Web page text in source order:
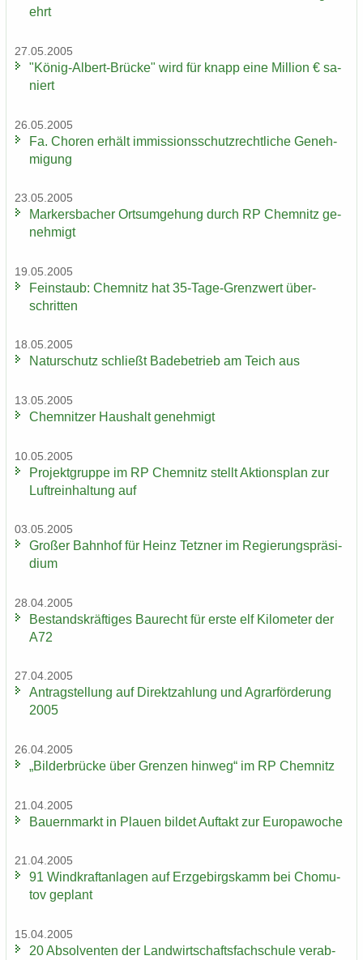
ehrt
27.05.2005
"König-​Albert-Brücke" wird für knapp eine Mil­li­on € sa­
niert
26.05.2005
Fa. Cho­ren er­hält im­mis­si­ons­schutz­recht­li­che Ge­neh­
mi­gung
23.05.2005
Mar­kers­ba­cher Orts­um­ge­hung durch RP Chem­nitz ge­
neh­migt
19.05.2005
Fein­staub: Chem­nitz hat 35-​Tage-Grenzwert über­
schrit­ten
18.05.2005
Na­tur­schutz schließt Ba­de­be­trieb am Teich aus
13.05.2005
Chem­nit­zer Haus­halt ge­neh­migt
10.05.2005
Pro­jekt­grup­pe im RP Chem­nitz stellt Ak­ti­ons­plan zur
Luft­rein­hal­tung auf
03.05.2005
Gro­ßer Bahn­hof für Heinz Tetz­ner im Re­gie­rungs­prä­si­
di­um
28.04.2005
Be­stands­kräf­ti­ges Bau­recht für erste elf Ki­lo­me­ter der
A72
27.04.2005
An­trag­stel­lung auf Di­rekt­zah­lung und Agrar­för­de­rung
2005
26.04.2005
„Bil­der­brü­cke über Gren­zen hin­weg“ im RP Chem­nitz
21.04.2005
Bau­ern­markt in Plau­en bil­det Auf­takt zur Eu­ro­pa­wo­che
21.04.2005
91 Wind­kraft­an­la­gen auf Erz­ge­birgs­kamm bei Chomu­
tov ge­plant
15.04.2005
20 Ab­sol­ven­ten der Land­wirt­schafts­fach­schu­le ver­ab­